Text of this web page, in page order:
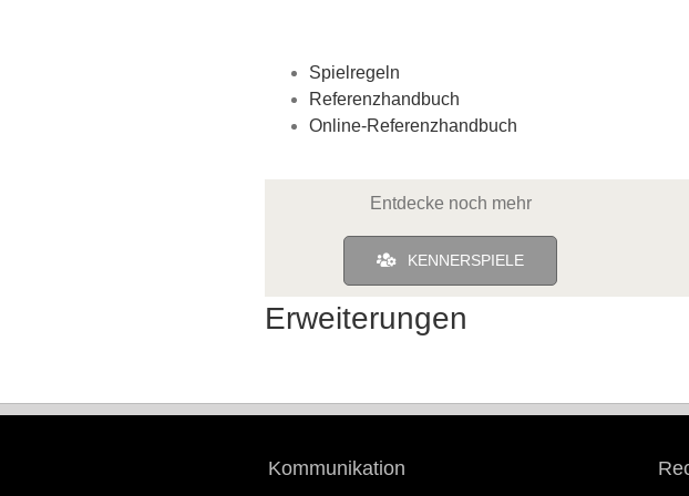
Spielregeln
Referenzhandbuch
Online-Referenzhandbuch
Entdecke noch mehr
KENNERSPIELE
Erweiterungen
Kommunikation